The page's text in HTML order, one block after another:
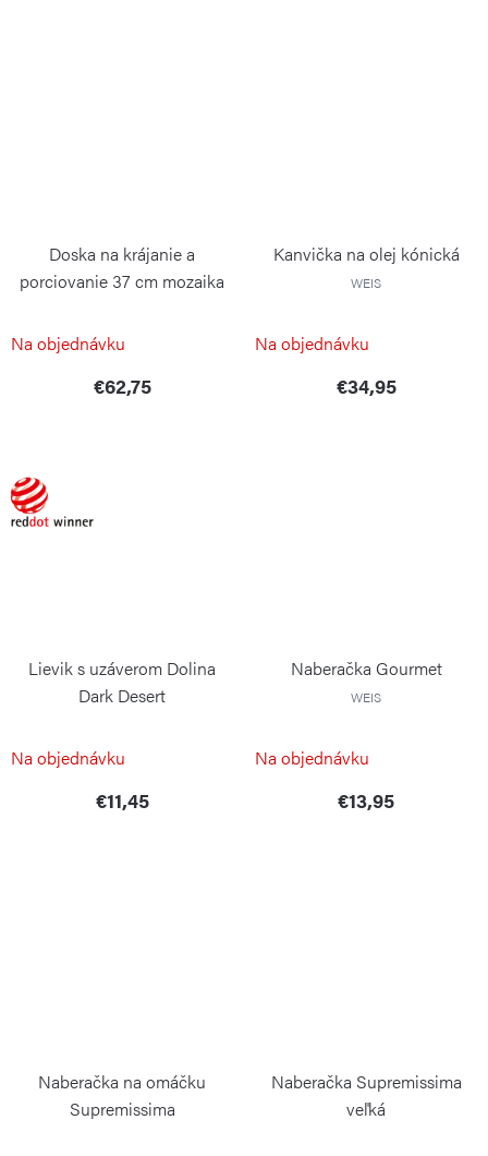
Doska na krájanie a
porciovanie 37 cm mozaika
CONTINENTA
Na objednávku
€62,75
Kanvička na olej kónická
WEIS
Na objednávku
€34,95
Lievik s uzáverom Dolina
Dark Desert
Na objednávku
€11,45
Naberačka Gourmet
WEIS
Na objednávku
€13,95
Naberačka na omáčku
Supremissima
Naberačka Supremissima
veľká